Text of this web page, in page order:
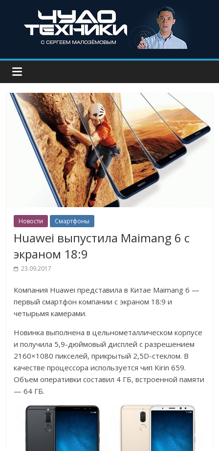
Новости Смартфоны
Huawei выпустила Maimang 6 с
экраном 18:9
23.09.2017
Компания Huawei представила в Китае Maimang 6 —
первый смартфон компании с экраном 18:9 и
четырьмя камерами.
Новинка выполнена в цельнометаллическом корпусе
и получила 5,9-дюймовый дисплей с разрешением
2160×1080 пикселей, прикрытый 2,5D-стеклом. В
качестве процессора используется чип Kirin 659.
Объем оперативки составил 4 ГБ, встроенной памяти
— 64 ГБ.